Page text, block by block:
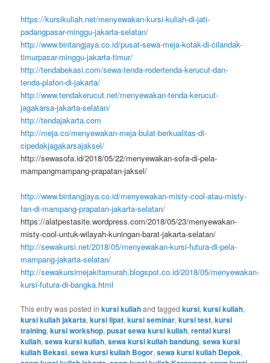
https://kursikuliah.net/menyewakan-kursi-kuliah-di-jati-
padangpasar-minggu-jakarta-selatan/
http://www.bintangjaya.co.id/pusat-sewa-meja-kotak-di-cilandak-
timurpasar-minggu-jakarta-timur/
http://tendabekasi.com/sewa-tenda-rodertenda-kerucut-dan-
tenda-plafon-di-jakarta/
http://www.tendakerucut.net/menyewakan-tenda-kerucut-
jagakarsa-jakarta-selatan/
http://tendajakarta.com
http://meja.co/menyewakan-meja-bulat-berkualitas-di-
cipedakjagakarsajaksel/
http://sewasofa.id/2018/05/22/menyewakan-sofa-di-pela-
mampangmampang-prapatan-jaksel/
http://www.bintangjaya.co.id/menyewakan-misty-cool-atau-misty-
fan-di-mampang-prapatan-jakarta-selatan/
https://alatpestasite.wordpress.com/2018/05/23/menyewakan-
misty-cool-untuk-wilayah-kuningan-barat-jakarta-selatan/
http://sewakursi.net/2018/05/menyewakan-kursi-futura-di-pela-
mampang-jakarta-selatan/
http://sewakursimejakitamurah.blogspot.co.id/2018/05/menyewakan-
kursi-futura-di-bangka.html
This entry was posted inkursi kuliahand taggedkursi,kursi kuliah,
kursi kuliah jakarta,kursi lipat,kursi seminar,kursi test,kursi
training,kursi workshop,pusat sewa kursi kuliah,rental kursi
kuliah,sewa kursi kuliah,sewa kursi kuliah bandung,sewa kursi
kuliah Bekasi,sewa kursi kuliah Bogor,sewa kursi kuliah Depok,